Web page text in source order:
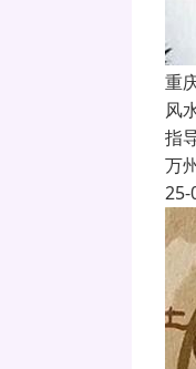
重
风
指
万
25-